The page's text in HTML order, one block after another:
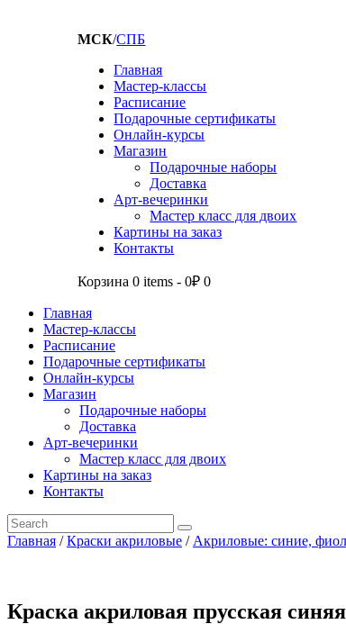
МСК/СПБ
Главная
Мастер-классы
Расписание
Подарочные сертификаты
Онлайн-курсы
Магазин
Подарочные наборы
Доставка
Арт-вечеринки
Мастер класс для двоих
Картины на заказ
Контакты
Корзина 0 items -0₽ 0
Главная
Мастер-классы
Расписание
Подарочные сертификаты
Онлайн-курсы
Магазин
Подарочные наборы
Доставка
Арт-вечеринки
Мастер класс для двоих
Картины на заказ
Контакты
Главная /Краски акриловые / Акриловые: синие,
Краска акриловая прусская